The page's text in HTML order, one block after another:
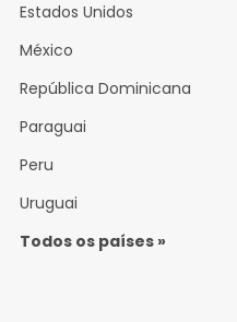
Estados Unidos
México
República Dominicana
Paraguai
Peru
Uruguai
Todos os países »